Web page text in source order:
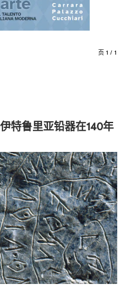
页 1 / 1
特鲁里亚铅器在140年